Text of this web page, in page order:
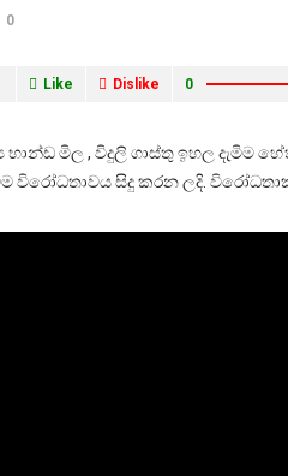
0
Like Dislike 0
භාන්ඩ මිල , විදුලි ගාස්තු ඉහල දැමිම
විරෝධතාවය සිදු කරන ලදි.